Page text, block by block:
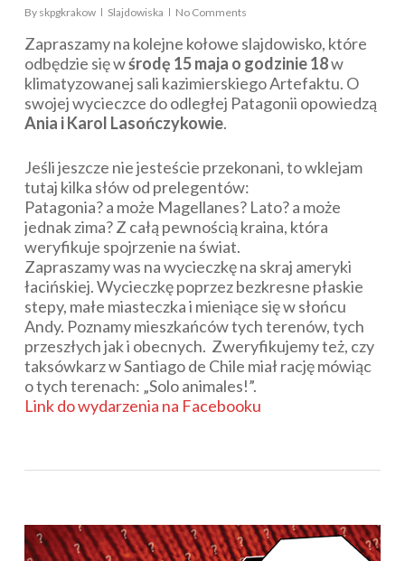
By skpgkrakow Slajdowiska No Comments
Zapraszamy na kolejne kołowe slajdowisko, które
odbędzie się wśrodę 15 maja o godzinie 18w
klimatyzowanej sali kazimierskiego Artefaktu. O
swojej wycieczce do odległej Patagonii opowiedzą
Ania i Karol Lasończykowie.
Jeśli jeszcze nie jesteście przekonani, to wklejam
tutaj kilka słów od prelegentów:
Patagonia? a może Magellanes? Lato? a może
jednak zima? Z całą pewnością kraina, która
weryfikuje spojrzenie na świat.
Zapraszamy was na wycieczkę na skraj ameryki
łacińskiej. Wycieczkę poprzez bezkresne płaskie
stepy, małe miasteczka i mieniące się w słońcu
Andy. Poznamy mieszkańców tych terenów, tych
przeszłych jak i obecnych. Zweryfikujemy też, czy
taksówkarz w Santiago de Chile miał rację mówiąc
o tych terenach: „Solo animales!”.
Link do wydarzenia na Facebooku